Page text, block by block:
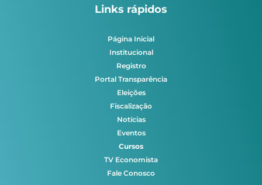
Links rápidos
Página Inicial
Institucional
Registro
Portal Transparência
Eleições
Fiscalização
Notícias
Eventos
Cursos
TV Economista
Fale Conosco